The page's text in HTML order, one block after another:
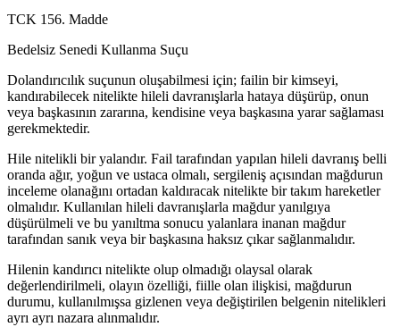
TCK 156. Madde
Bedelsiz Senedi Kullanma Suçu
Dolandırıcılık suçunun oluşabilmesi için; failin bir kimseyi,
kandırabilecek nitelikte hileli davranışlarla hataya düşürüp, onun
veya başkasının zararına, kendisine veya başkasına yarar sağlaması
gerekmektedir.
Hile nitelikli bir yalandır. Fail tarafından yapılan hileli davranış belli
oranda ağır, yoğun ve ustaca olmalı, sergileniş açısından mağdurun
inceleme olanağını ortadan kaldıracak nitelikte bir takım hareketler
olmalıdır. Kullanılan hileli davranışlarla mağdur yanılgıya
düşürülmeli ve bu yanıltma sonucu yalanlara inanan mağdur
tarafından sanık veya bir başkasına haksız çıkar sağlanmalıdır.
Hilenin kandırıcı nitelikte olup olmadığı olaysal olarak
değerlendirilmeli, olayın özelliği, fiille olan ilişkisi, mağdurun
durumu, kullanılmışsa gizlenen veya değiştirilen belgenin nitelikleri
ayrı ayrı nazara alınmalıdır.